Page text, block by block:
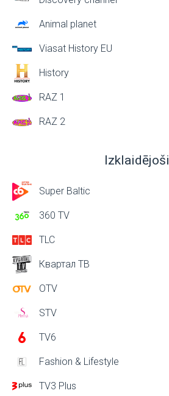
Animal planet
Viasat History EU
History
RAZ 1
RAZ 2
Izklaidējoši
Super Baltic
360 TV
TLC
Квартал ТВ
OTV
STV
TV6
Fashion & Lifestyle
TV3 Plus